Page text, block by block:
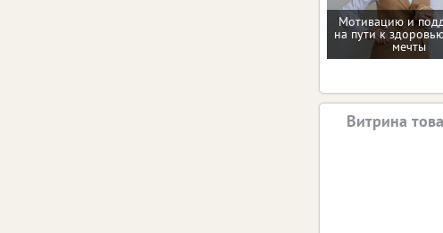
Мотивацию и
на пути к
мечты
Витрина